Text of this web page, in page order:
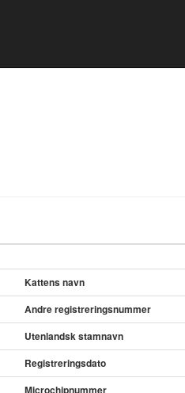
Kattens navn
Andre registreringsnummer
Utenlandsk stamnavn
Registreringsdato
Microchipnummer